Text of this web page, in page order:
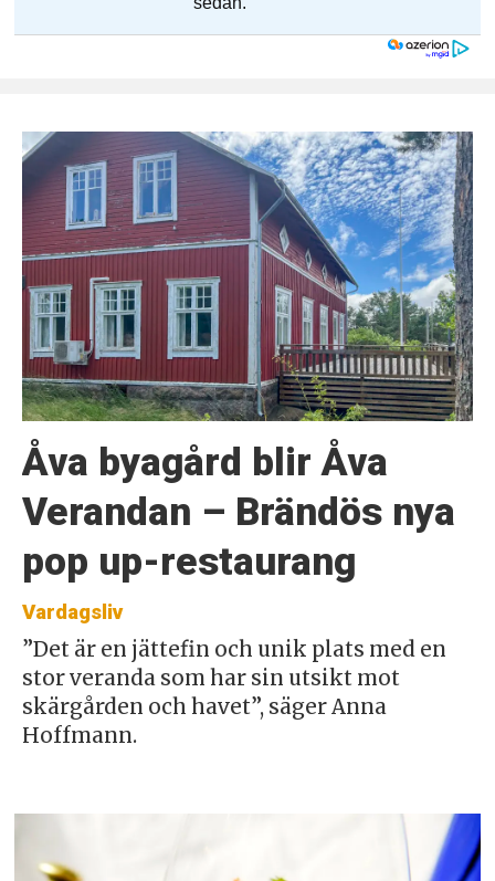
Åva byagård blir Åva
Verandan – Brändös nya
pop up-restaurang
Vardagsliv
”Det är en jättefin och unik plats med en
stor veranda som har sin utsikt mot
skärgården och havet”, säger Anna
Hoffmann.